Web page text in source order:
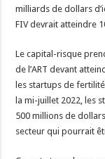
milliards de dollars
FIV devrait atteindre
Le capital-risque
de l’ART devant
les startups de
la mi-juillet 2022, les
500 millions de
secteur qui pourrait